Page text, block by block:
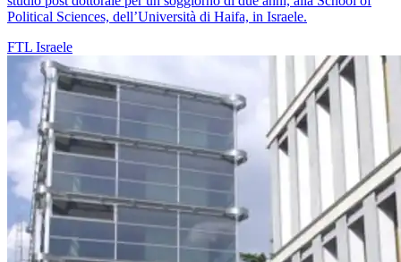
Political Sciences, dell’Università di Haifa, in Israele.
FTL Israele